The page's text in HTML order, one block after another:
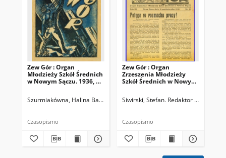
Zew Gór : Organ
Młodzieży Szkół Średnich
w Nowym Sączu. 1936, R.
Szurmiakówna, Halina Barbara (1920-1945). Redaktor naczelny
Czasopismo
Zew Gór : Organ
Zrzeszenia Młodzieży
Szkół Średnich w Nowym
Siwirski, Stefan. Redaktor naczelny
Czasopismo